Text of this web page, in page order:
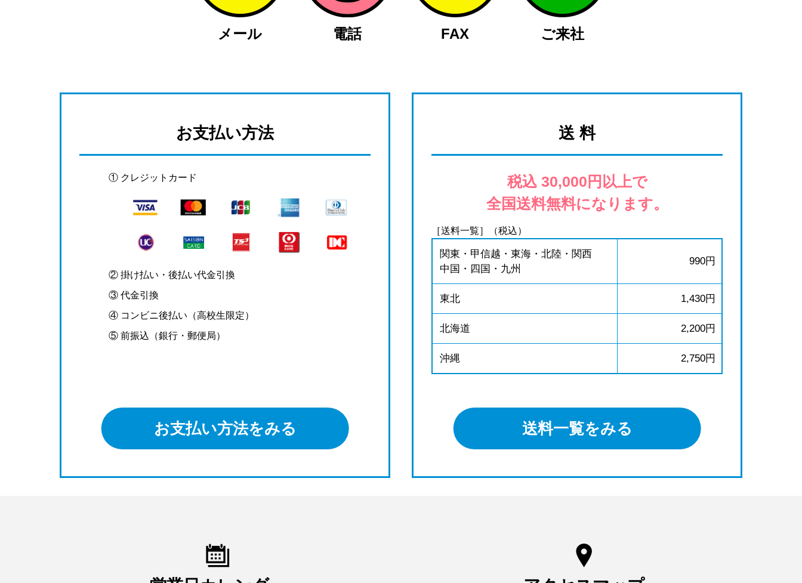
メール 電話 FAX ご来社
お支払い方法
① クレジットカード
② 掛け払い・後払い代金引換
③ 代金引換
④ コンビニ後払い（高校生限定）
⑤ 前振込（銀行・郵便局）
お支払い方法をみる
送 料
税込 30,000円以上で
全国送料無料になります。
［送料一覧］（税込）
関東・甲信越・東海・北陸・関西
中国・四国・九州
990円
東北 1,430円
北海道 2,200円
沖縄 2,750円
送料一覧をみる